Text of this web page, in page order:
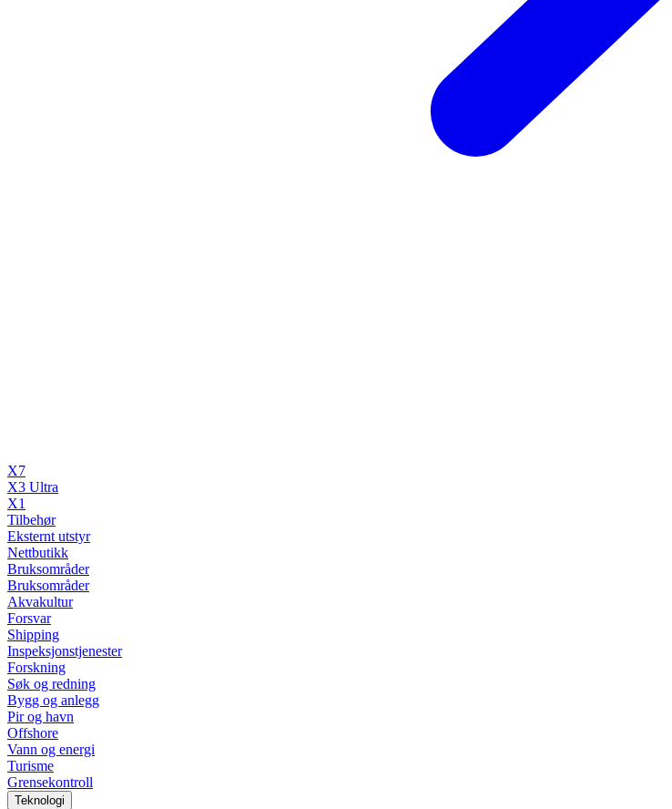
X7
X3 Ultra
X1
Tilbehør
Eksternt utstyr
Nettbutikk
Bruksområder
Bruksområder
Akvakultur
Forsvar
Shipping
Inspeksjonstjenester
Forskning
Søk og redning
Bygg og anlegg
Pir og havn
Offshore
Vann og energi
Turisme
Grensekontroll
Teknologi